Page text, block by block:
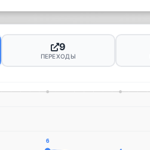
9
ПЕРЕХОДЫ